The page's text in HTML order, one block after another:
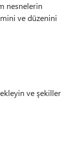
nesnelerin
ve düzenini
ve şekiller